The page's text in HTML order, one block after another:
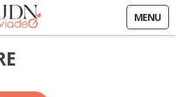
MENU